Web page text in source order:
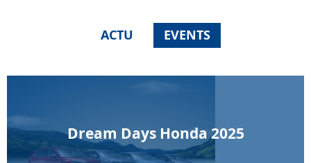
ACTU EVENTS
Dream Days Honda 2025